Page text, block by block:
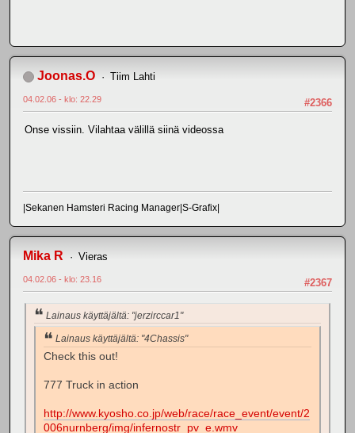
Joonas.O Tiim Lahti
#2366
04.02.06 - klo: 22.29
Onse vissiin. Vilahtaa välillä siinä videossa
|Sekanen Hamsteri Racing Manager|S-Grafix|
Mika R Vieras
#2367
04.02.06 - klo: 23.16
Lainaus käyttäjältä: "jerzirccar1"
Lainaus käyttäjältä: "4Chassis"
Check this out!
777 Truck in action
http://www.kyosho.co.jp/web/race/race_event/event/2
006nurnberg/img/infernostr_pv_e.wmv